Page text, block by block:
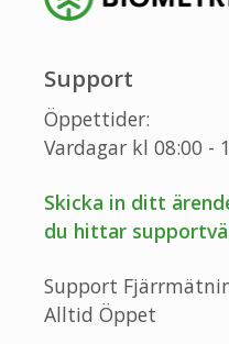
Support
Öppettider:
Vardagar kl 08:00 -
Skicka in ditt
du hittar
Support
Alltid Öppet